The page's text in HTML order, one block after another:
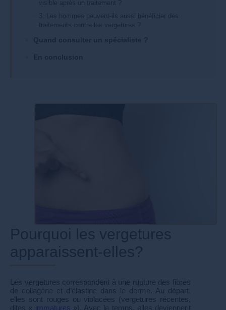
Les vergetures correspondent à une rupture des fibres
de collagène et d’élastine dans le derme. Au départ,
elles sont rouges ou violacées (vergetures récentes,
dites « immatures »). Avec le temps, elles deviennent